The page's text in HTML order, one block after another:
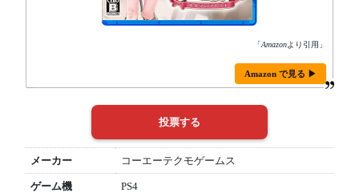
「Amazonより引用」
Amazon で見る ▶
メーカー コーエーテクモゲームス
ゲーム機 PS4